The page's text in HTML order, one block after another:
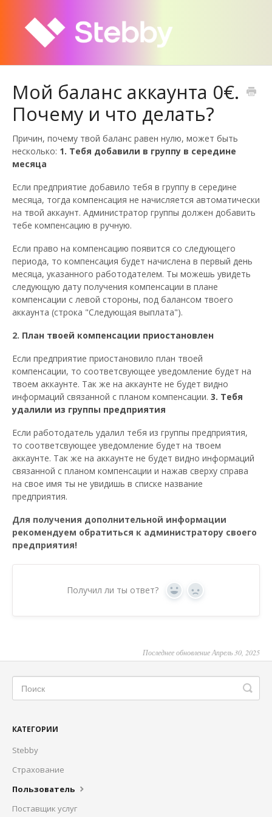
Мой баланс аккаунта 0€.
Почему и что делать?
Причин, почему твой баланс равен нулю, может быть
несколько: 1. Тебя добавили в группу в середине
месяца
Если предприятие добавило тебя в группу в середине
месяца, тогда компенсация не начисляется автоматически
на твой аккаунт. Администратор группы должен добавить
тебе компенсацию в ручную.
Если право на компенсацию появится со следующего
периода, то компенсация будет начислена в первый день
месяца, указанного работодателем. Ты можешь увидеть
следующую дату получения компенсации в плане
компенсации с левой стороны, под балансом твоего
аккаунта (строка "Следующая выплата").
2. План твоей компенсации приостановлен
Если предприятие приостановило план твоей
компенсации, то соответсвующее уведомление будет на
твоем аккаунте. Так же на аккаунте не будет видно
информаций связанной с планом компенсации. 3. Тебя
удалили из группы предприятия
Если работодатель удалил тебя из группы предприятия,
то соответсвующее уведомление будет на твоем
аккаунте. Так же на аккаунте не будет видно информаций
связанной с планом компенсации и нажав сверху справа
на свое имя ты не увидишь в списке название
предприятия.
Для получения дополнительной информации
рекомендуем обратиться к администратору своего
предприятия!
Получил ли ты ответ? Yes No
Последнее обновление Апрель 30, 2025
КАТЕГОРИИ
Stebby
Страхование
Пользователь
Поставщик услуг